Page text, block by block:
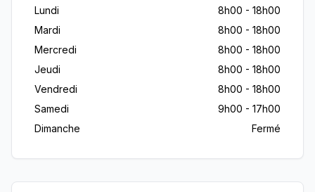
Lundi
8h00 - 18h00
Mardi
8h00 - 18h00
Mercredi
8h00 - 18h00
Jeudi
8h00 - 18h00
Vendredi
8h00 - 18h00
Samedi
9h00 - 17h00
Dimanche
Fermé